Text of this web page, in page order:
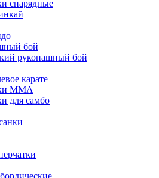
снарядные
бой
рукопашный бой
карате
MMA
для самбо